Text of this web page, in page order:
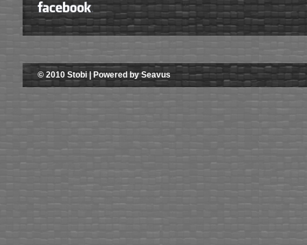
© 2010 Stobi | Powered by Seavus